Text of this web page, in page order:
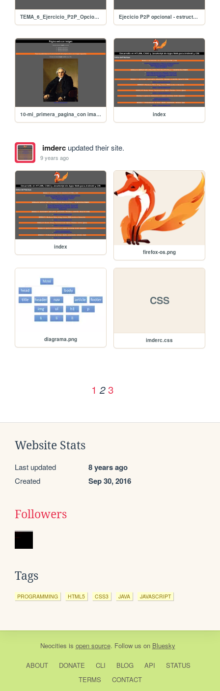
TEMA_6_Ejercicio_P2P_Opcional Ejecicio P2P opcional - estructura html opcional
10-mi_primera_pagina_con imagen index
imdercupdated their site.
9 years ago
index
firefox-os.png
diagrama.png
CSS
imderc.css
1 2 3
Website Stats
Last updated 8 years ago
Created Sep 30, 2016
Followers
Tags
PROGRAMMING HTML5 CSS3 JAVA JAVASCRIPT
Neocities is open source. Follow us on Bluesky
ABOUT DONATE CLI BLOG API
STATUS
TERMS
CONTACT